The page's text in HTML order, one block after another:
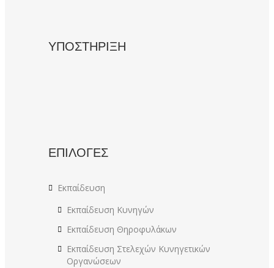
ΥΠΟΣΤΗΡΙΞΗ
ΕΠΙΛΟΓΕΣ
Εκπαίδευση
Εκπαίδευση Κυνηγών
Εκπαίδευση Θηροφυλάκων
Εκπαίδευση Στελεχών Κυνηγετικών
Οργανώσεων